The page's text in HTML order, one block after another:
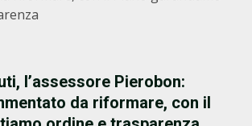
l’assessore Pierobon:
da riformare, con il